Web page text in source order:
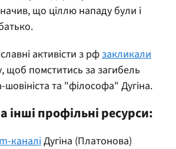
що ціллю нападу були і
активісти з рфзакликали
щоб помститись за загибель
та "філософа" Дугіна.
інші профільні ресурси:
каналіДугіна (Платонова)